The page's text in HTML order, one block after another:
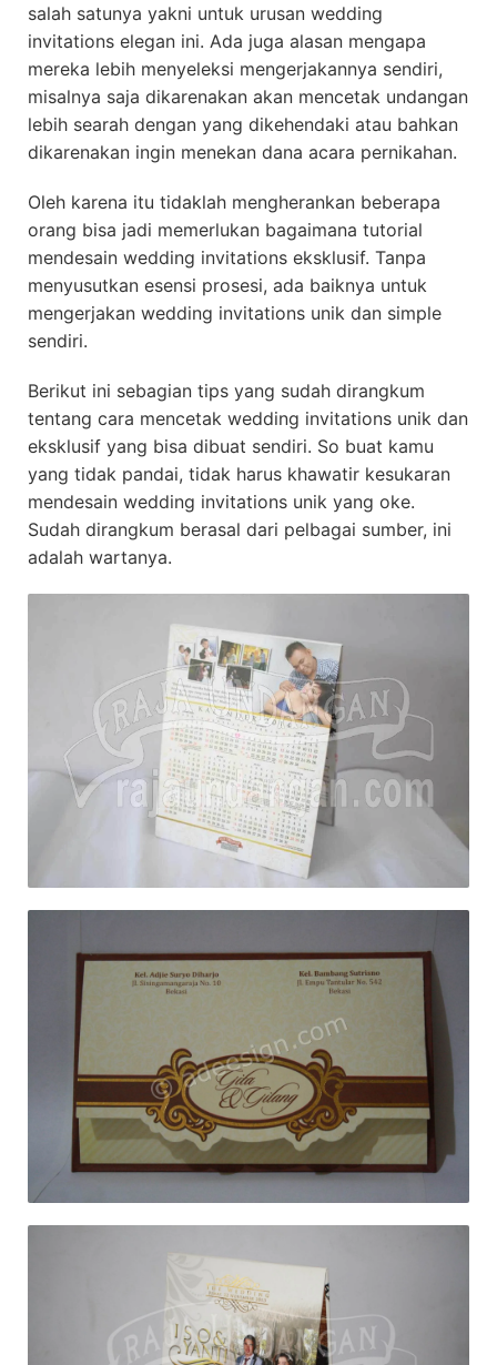
salah satunya yakni untuk urusan wedding
invitations elegan ini. Ada juga alasan mengapa
mereka lebih menyeleksi mengerjakannya sendiri,
misalnya saja dikarenakan akan mencetak undangan
lebih searah dengan yang dikehendaki atau bahkan
dikarenakan ingin menekan dana acara pernikahan.
Oleh karena itu tidaklah mengherankan beberapa
orang bisa jadi memerlukan bagaimana tutorial
mendesain wedding invitations eksklusif. Tanpa
menyusutkan esensi prosesi, ada baiknya untuk
mengerjakan wedding invitations unik dan simple
sendiri.
Berikut ini sebagian tips yang sudah dirangkum
tentang cara mencetak wedding invitations unik dan
eksklusif yang bisa dibuat sendiri. So buat kamu
yang tidak pandai, tidak harus khawatir kesukaran
mendesain wedding invitations unik yang oke.
Sudah dirangkum berasal dari pelbagai sumber, ini
adalah wartanya.